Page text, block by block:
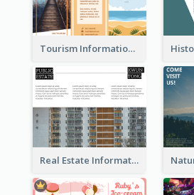
Tourism Informational Tri Fold Brochure
Real Estate Informational Tri Fold Brochure